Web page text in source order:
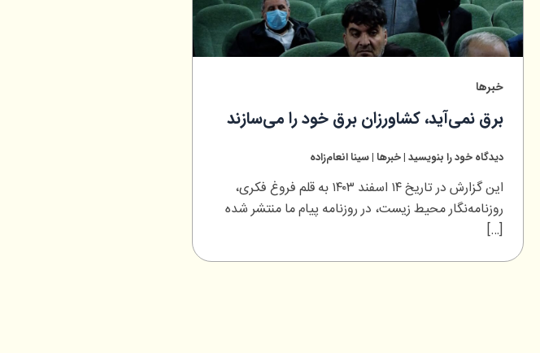
خبرها
برق نمی‌آید، کشاورزان برق خود را می‌سازند
دیدگاه‌ خود را بنویسید|خبرها |سینا انعام‌زاده
این گزارش در تاریخ ۱۴ اسفند ۱۴۰۳ به قلم فروغ فکری،
روزنامه‌نگار محیط زیست، در روزنامه پیام ما منتشر شده
[…]